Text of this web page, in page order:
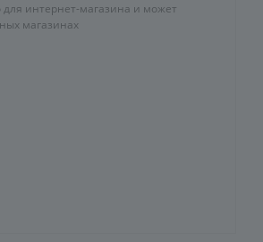
интернет-магазина и может
магазинах